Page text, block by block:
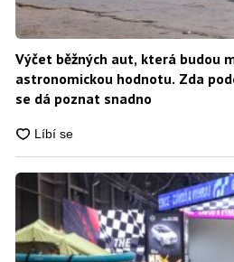
Výčet běžných aut, která budou
astronomickou hodnotu. Zda
se dá poznat snadno